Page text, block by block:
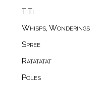
Poles
Ratatatat
Spree
Whisps, Wonderings
TiTi